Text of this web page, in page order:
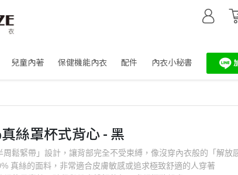
兒童內著 保健機能內衣 配件 內衣小秘書
絲罩杯式背心 - 黑
周鬆緊帶」設計，讓背部完全不受束縛，像沒穿內衣般的「解放
真絲的面料，非常適合皮膚敏感或追求極致舒適的人穿著